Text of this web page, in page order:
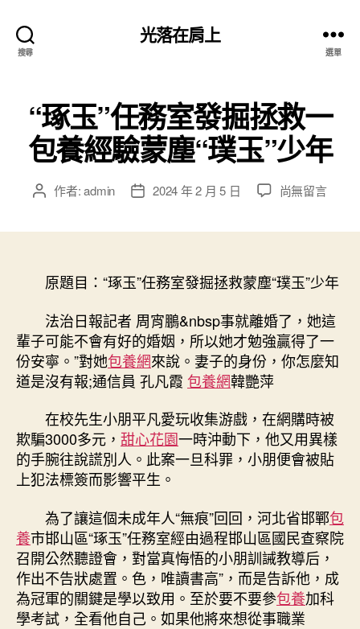
搜尋
光落在肩上
選單
“琢玉”任務室發掘拯救一
包養經驗蒙塵“璞玉”少年
文 作者:admin
文
期
2024 年 2 月 5 日
在
室
掘
拯
救
一
經
驗
蒙
玉”
少
年〉
中
尚無留言
原題目：“琢玉”任務室發掘拯救蒙塵“璞玉”少年
法治日報記者 周宵鵬&nbsp事就離婚了，她這
輩子可能不會有好的婚姻，所以她才勉強贏得了一
份安寧。”對她包養網來說。妻子的身份，你怎麼知
道是沒有報;通信員 孔凡霞 包養網韓艷萍
在校先生小朋平凡愛玩收集游戲，在網購時被
欺騙3000多元， 甜心花園一時沖動下，他又用異樣
的手腕往說謊別人。此案一旦科罪，小朋便會被貼
上犯法標簽而影響平生。
為了讓這個未成年人“無痕”回回，河北省邯鄲包
養市邯山區“琢玉”任務室經由過程邯山區國民查察院
召開公然聽證會，對當真悔悟的小朋訓誡教導后，
作出不告狀處置。色，唯讀書高”，而是告訴他，成
為冠軍的關鍵是學以致用。至於要不要參包養加科
學考試，全看他自己。如果他將來想從事職業